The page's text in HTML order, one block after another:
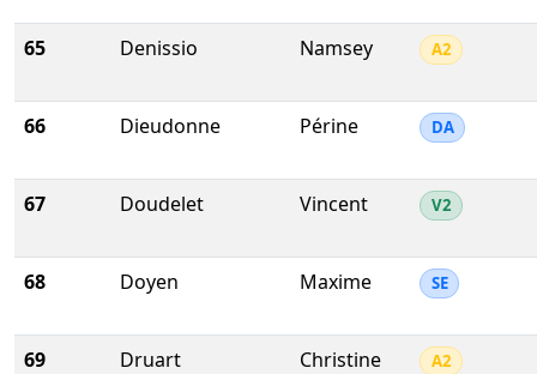
65 Denissio Namsey A2
66 Dieudonne Périne DA
67 Doudelet Vincent V2
68 Doyen Maxime SE
69 Druart Christine A2